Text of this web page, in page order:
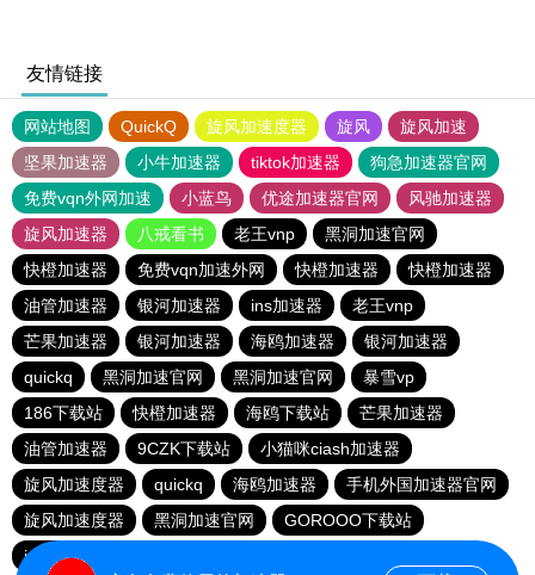
友情链接
网站地图 QuickQ 旋风加速度器 旋风
旋风加速
坚果加速器
小牛加速器 tiktok加速器
狗急加速器官网
免费vqn外网加速
小蓝鸟 优途加速器官网
风驰加速器
旋风加速器
八戒看书 老王vnp
黑洞加速官网
快橙加速器
免费vqn加速外网 快橙加速器
快橙加速器
油管加速器
银河加速器 ins加速器
老王vnp
芒果加速器
银河加速器 海鸥加速器
银河加速器
quickq
黑洞加速官网 黑洞加速官网
暴雪vp
186下载站
快橙加速器 海鸥下载站
芒果加速器
油管加速器
9CZK下载站
小猫咪ciash加速器
旋风加速度器
quickq 海鸥加速器
手机外国加速器官网
旋风加速度器
黑洞加速官网
GOROOO下载站
ins加速器